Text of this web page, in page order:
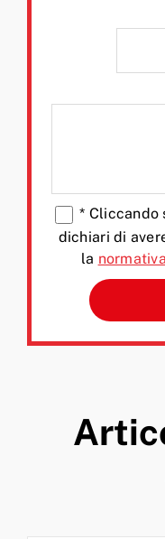
* Cliccando
dichiari di
la